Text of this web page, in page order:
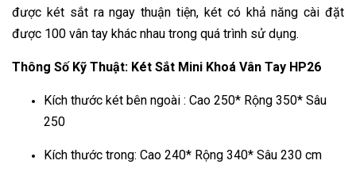
được két sắt ra ngay thuận tiện, két có khả năng cài đặt
được 100 vân tay khác nhau trong quá trình sử dụng.
Thông Số Kỹ Thuật: Két Sắt Mini Khoá Vân Tay HP26
Kích thước két bên ngoài : Cao 250* Rộng 350* Sâu
250
Kích thước trong: Cao 240* Rộng 340* Sâu 230 cm